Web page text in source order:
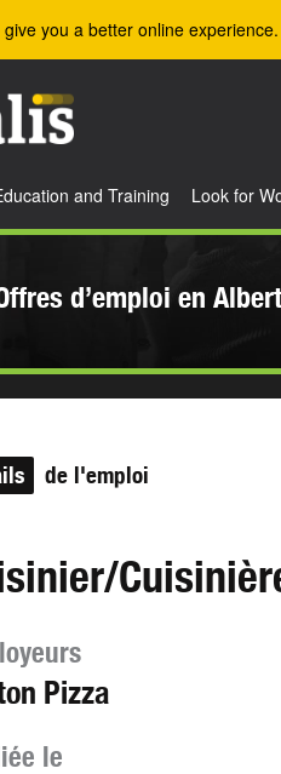
you a better online
and Training Look for
d’emploi en
de l'emploi
Pizza
le